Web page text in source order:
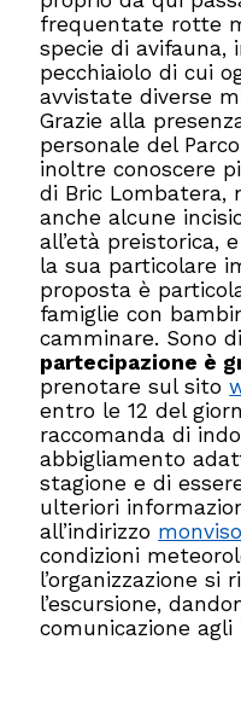
frequentate rotte
specie di avifauna,
pecchiaiolo di cui
avvistate diverse
Grazie alla
personale del
inoltre conoscere
di Bric Lombatera,
anche alcune
all’età preistorica,
la sua particolare
proposta è
famiglie con
camminare. Sono
partecipazione è
prenotare sul sito
entro le 12 del
raccomanda di
abbigliamento
stagione e di
ulteriori
all’indirizzo
condizioni
l’organizzazione si
l’escursione,
comunicazione agli